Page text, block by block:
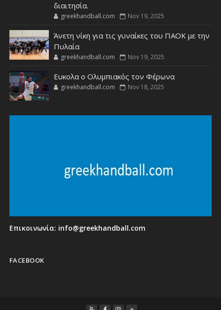
διαιτησία.
greekhandball.com Nov 19, 2025
Άνετη νίκη για τις γυναίκες του ΠΑΟΚ με την
Πυλαία
greekhandball.com Nov 19, 2025
Ευκολα ο Ολυμπιακός τον Φέρωνα
greekhandball.com Nov 18, 2025
Επικοινωνία: info@greekhandball.com
FACEBOOK